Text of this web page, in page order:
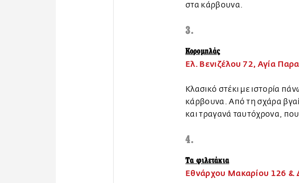
στα κάρβουνα.
3.
Κορομηλάς
Ελ. Βενιζέλου 72, Αγία
Κλασικό στέκι με ιστορία
κάρβουνα. Από τη σχάρα
και τραγανά ταυτόχρονα,
4.
Τα φιλετάκια
Εθνάρχου Μακαρίου 126